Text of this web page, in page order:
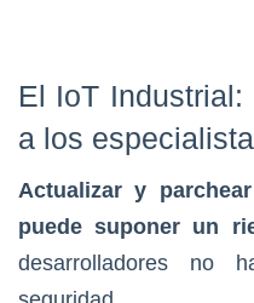
El IoT
a los
Actualizar y
puede suponer un
desarrolladores no